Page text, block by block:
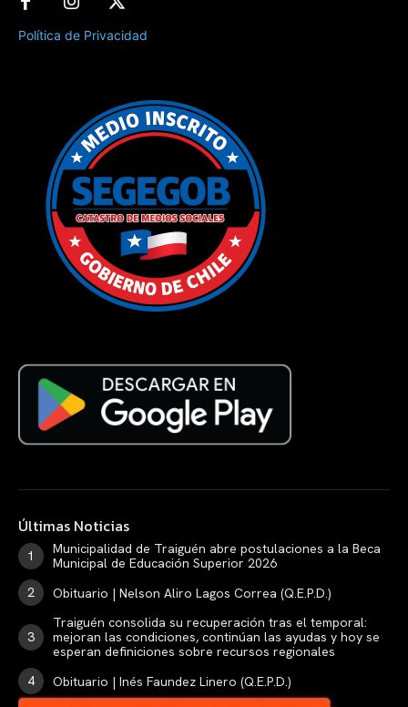
Política de Privacidad
Últimas Noticias
Municipalidad de Traiguén abre postulaciones a la Beca
Municipal de Educación Superior 2026
Obituario | Nelson Aliro Lagos Correa (Q.E.P.D.)
Traiguén consolida su recuperación tras el temporal:
mejoran las condiciones, continúan las ayudas y hoy se
esperan definiciones sobre recursos regionales
Obituario | Inés Faundez Linero (Q.E.P.D.)